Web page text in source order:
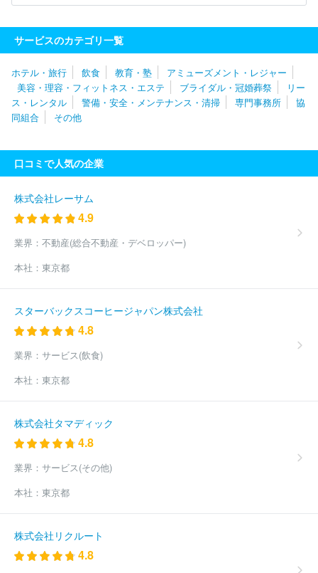
会社あみやき亭
株式会社松屋フーズホールディングス
株式会社
ＪＲ東日本フーズ
株式会社ピーアップ
サービスのカテゴリ一覧
ホテル・旅行 飲食 教育・塾
アミューズメント・レジャー
美容・理容・フィットネス・エステ
ブライダル・冠婚葬祭
リー
ス・レンタル
警備・安全・メンテナンス・清掃 専門事務所
協
同組合
その他
口コミで人気の企業
株式会社レーサム
4.9
業界： 不動産(総合不動産・デベロッパー)
本社： 東京都
スターバックスコーヒージャパン株式会社
4.8
業界： サービス(飲食)
本社： 東京都
株式会社タマディック
4.8
業界： サービス(その他)
本社： 東京都
株式会社リクルート
4.8